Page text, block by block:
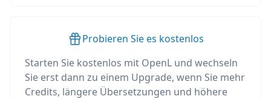
Probieren Sie es kostenlos
Starten Sie kostenlos mit OpenL und wechseln
Sie erst dann zu einem Upgrade, wenn Sie mehr
Credits, längere Übersetzungen und höhere